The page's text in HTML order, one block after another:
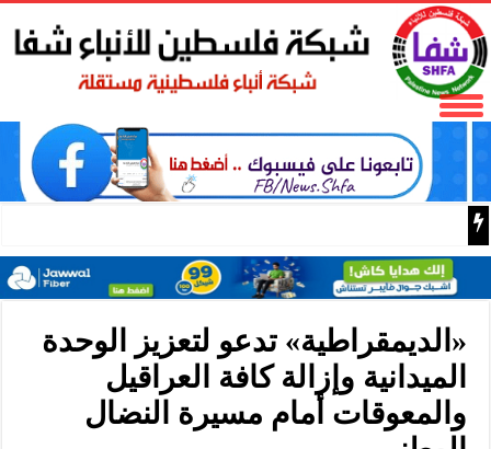
الوزيرة الخليلي والنائب العام المستشار الخطيب يبحثان
«الديمقراطية» تدعو لتعزيز الوحدة
الميدانية وإزالة كافة العراقيل
والمعوقات أمام مسيرة النضال